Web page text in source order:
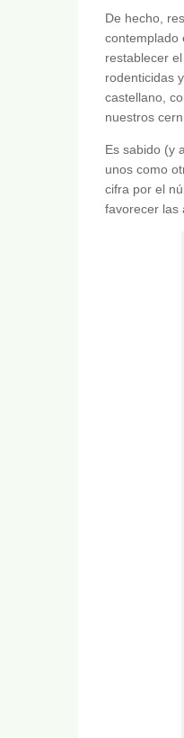
De hecho,
contemplado
restablecer
rodenticidas
castellano,
nuestros
Es sabido (y
unos como
cifra por el
favorecer las